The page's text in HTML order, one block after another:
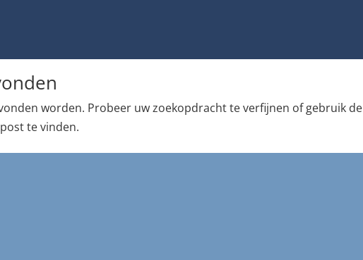
worden. Probeer uw zoekopdracht te verfijnen of gebruik de
te vinden.